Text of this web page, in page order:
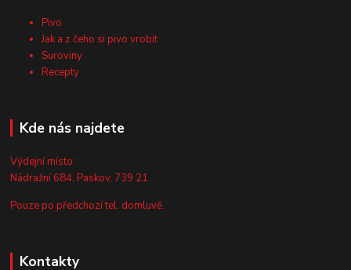
Pivo
Jak a z čeho si pivo vrobit
Suroviny
Recepty
Kde nás najdete
Výdejní místo:
Nádražní 684, Paskov, 739 21
Pouze po předchozí tel. domluvě.
Kontakty